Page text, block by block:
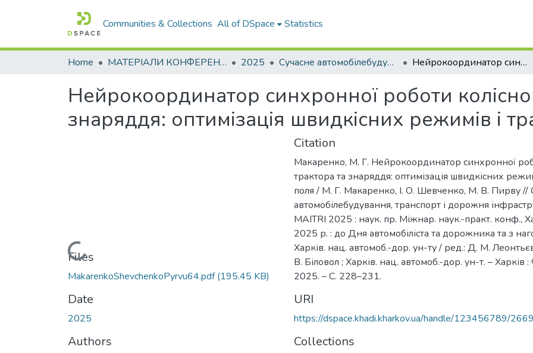
Communities & Collections All of DSpace Statistics
Home МАТЕРІАЛИ КОНФЕРЕНЦІЙ 2025 Сучасне автомобілебудування, транспорт і дорожня інфраструктура ‘2025 (MAITRI 2025) Нейрокоординатор синхронної роботи колісного трактора та знаряддя: оптимізація швидкісних режимів і траєкторій поля
Нейрокоординатор синхронної роботи
знаряддя: оптимізація швидкісних режимів і
Loading...
Files
MakarenkoShevchenkoPyrvu64.pdf(195.45 KB)
Date
2025
Authors
Citation
Макаренко, М. Г. Нейрокоординатор синхронної
трактора та знаряддя: оптимізація швидкісних
поля / М. Г. Макаренко, І. О. Шевченко, М. В. Пирву //
автомобілебудування, транспорт і дорожня
MAITRI 2025 : наук. пр. Міжнар. наук.-практ. конф.,
2025 р. : до Дня автомобіліста та дорожника та з
Харків. нац. автомоб.-дор. ун-ту / ред.: Д. М.
В. Біловол ; Харків. нац. автомоб.-дор. ун-т. –
2025. – С. 228–231.
URI
https://dspace.khadi.kharkov.ua/handle/123456789/
Collections